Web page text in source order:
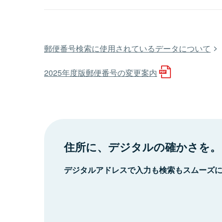
郵便番号検索に使用されているデータについて
2025年度版郵便番号の変更案内
住所に、デジタルの確かさを。
デジタルアドレスで入力も検索もスムーズ